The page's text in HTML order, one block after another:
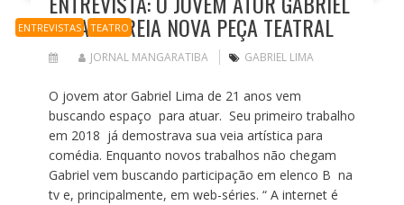
ENTREVISTAS TEATRO
LIMA ESTREIA NOVA PEÇA TEATRAL
JORNAL MANGARATIBA GABRIEL LIMA
O jovem ator Gabriel Lima de 21 anos vem
buscando espaço para atuar. Seu primeiro trabalho
em 2018 já demostrava sua veia artística para
comédia. Enquanto novos trabalhos não chegam
Gabriel vem buscando participação em elenco B na
tv e, principalmente, em web-séries. “ A internet é